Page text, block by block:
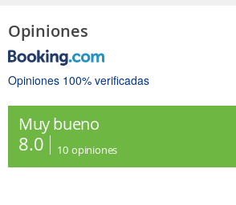
Opiniones
Opiniones 100% verificadas
Muy bueno
8.0 10 opiniones